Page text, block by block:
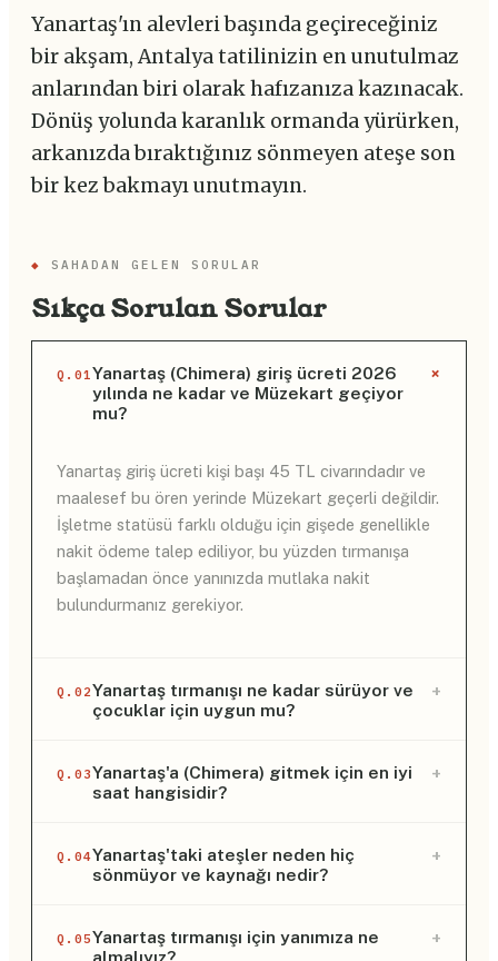
Yanartaş'ın alevleri başında geçireceğiniz
bir akşam, Antalya tatilinizin en unutulmaz
anlarından biri olarak hafızanıza kazınacak.
Dönüş yolunda karanlık ormanda yürürken,
arkanızda bıraktığınız sönmeyen ateşe son
bir kez bakmayı unutmayın.
◆ SAHADAN GELEN SORULAR
Sıkça Sorulan Sorular
Q.01Yanartaş (Chimera) giriş ücreti 2026
yılında ne kadar ve Müzekart geçiyor
mu?
+
Yanartaş giriş ücreti kişi başı 45 TL civarındadır ve
maalesef bu ören yerinde Müzekart geçerli değildir.
İşletme statüsü farklı olduğu için gişede genellikle
nakit ödeme talep ediliyor, bu yüzden tırmanışa
başlamadan önce yanınızda mutlaka nakit
bulundurmanız gerekiyor.
Q.02Yanartaş tırmanışı ne kadar sürüyor ve
çocuklar için uygun mu?
+
Tırmanış ortalama kondisyona sahip bir yetişkin için
yaklaşık 20 ila 30 dakika sürer ancak bu süre
merdivenlerden ve doğal taşlardan oluştuğu için
küçük çocuklar ve bebek arabası için uygun
çocuklar ebeveyn gözetiminde rahatlıkla çıkabilir.
Q.03Yanartaş'a (Chimera) gitmek için en iyi
saat hangisidir?
+
En ideal ziyaret zamanı, gün batımından yaklaşık
45 dakika ile 1 saat öncesidir. Bu strateji sayesinde
tepede gün batımını izleyebilir ve hava tamamen
Q.04Yanartaş'taki ateşler neden hiç
sönmüyor ve kaynağı nedir?
+
Alevlerin sönmemesinin nedeni, yeraltındaki jeolojik
Q.05Yanartaş tırmanışı için yanımıza ne
almalıyız?
+